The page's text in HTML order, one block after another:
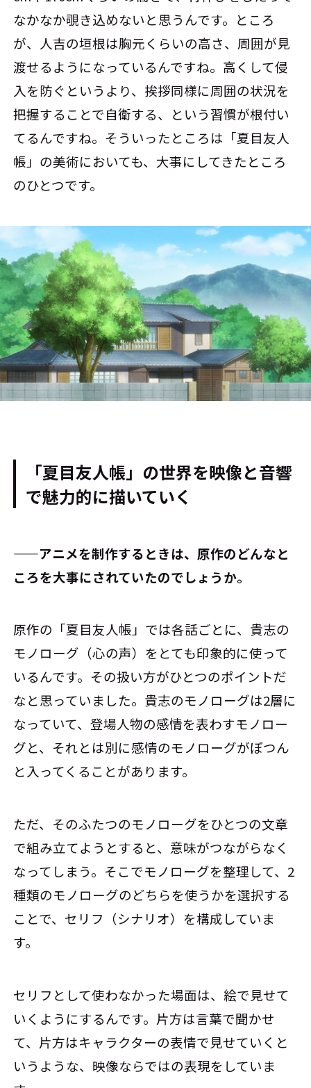
なかなか覗き込めないと思うんです。ところ
が、人吉の垣根は胸元くらいの高さ、周囲が見
渡せるようになっているんですね。高くして侵
入を防ぐというより、挨拶同様に周囲の状況を
把握することで自衛する、という習慣が根付い
てるんですね。そういったところは「夏目友人
帳」の美術においても、大事にしてきたところ
のひとつです。
「夏目友人帳」の世界を映像と音響
で魅力的に描いていく
――アニメを制作するときは、原作のどんなと
ころを大事にされていたのでしょうか。
原作の「夏目友人帳」では各話ごとに、貴志の
モノローグ（心の声）をとても印象的に使って
いるんです。その扱い方がひとつのポイントだ
なと思っていました。貴志のモノローグは2層に
なっていて、登場人物の感情を表わすモノロー
グと、それとは別に感情のモノローグがぽつん
と入ってくることがあります。
ただ、そのふたつのモノローグをひとつの文章
で組み立てようとすると、意味がつながらなく
なってしまう。そこでモノローグを整理して、2
種類のモノローグのどちらを使うかを選択する
ことで、セリフ（シナリオ）を構成していま
す。
セリフとして使わなかった場面は、絵で見せて
いくようにするんです。片方は言葉で聞かせ
て、片方はキャラクターの表情で見せていくと
いうような、映像ならではの表現をしていま